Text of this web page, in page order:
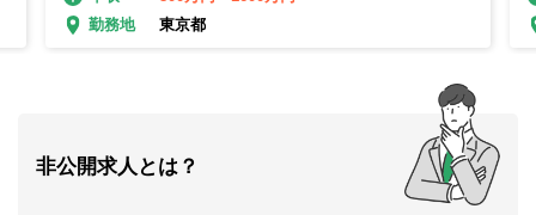
勤務地
東京都
非公開求人とは？